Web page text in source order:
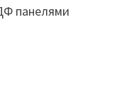
панелями